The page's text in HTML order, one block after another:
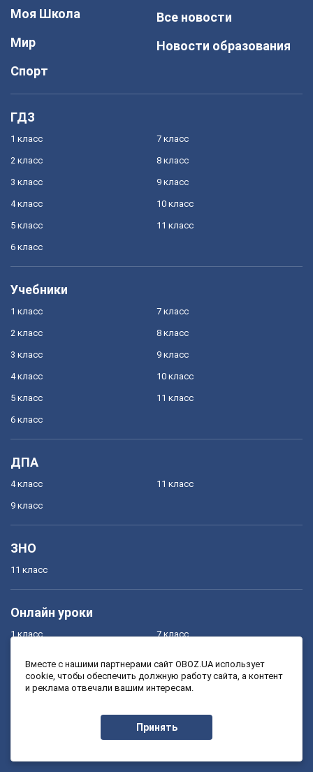
Моя Школа
Мир
Спорт
Все новости
Новости образования
ГДЗ
1 класс
2 класс
3 класс
4 класс
5 класс
6 класс
7 класс
8 класс
9 класс
10 класс
11 класс
Учебники
1 класс
2 класс
3 класс
4 класс
5 класс
6 класс
7 класс
8 класс
9 класс
10 класс
11 класс
ДПА
4 класс
9 класс
11 класс
ЗНО
11 класс
Онлайн уроки
1 класс
3 класс
7 класс
9 класс
Вместе с нашими партнерами сайт OBOZ.UA использует
cookie, чтобы обеспечить должную работу сайта, а контент
и реклама отвечали вашим интересам.
Принять